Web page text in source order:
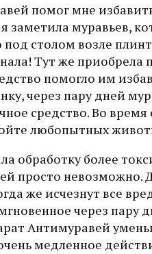
помог мне
заметила муравьев,
столом возле
Тут же
помогло им
через пару дней
средство. Во
любопытных
обработку более
просто
же исчезнут все
через пару
Антимуравей
медленное